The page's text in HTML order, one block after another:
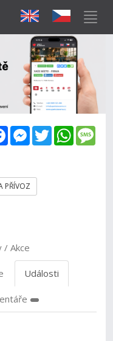
FacebookMessenger
Twitter
PŘÍVOZ
/ Akce
Události